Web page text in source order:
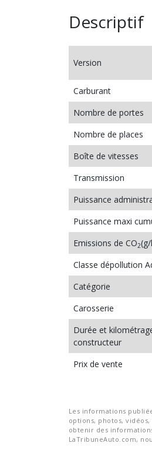
Descriptif
Version
Carburant
Nombre de portes
Nombre de places
Boîte de vitesses
Transmission
Puissance
Puissance maxi
Emissions de CO2
Classe dépollution
Catégorie
Carosserie
Durée et
constructeur
Prix de vente
Les informations
options, photos,
obtenir des
LaTribuneAuto.com,